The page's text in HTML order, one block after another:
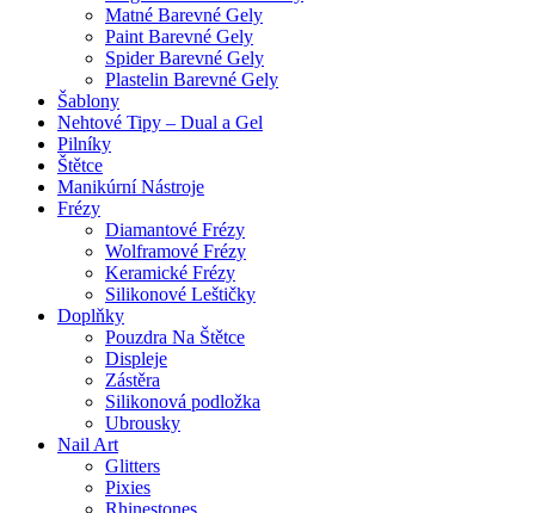
Matné Barevné Gely
Paint Barevné Gely
Spider Barevné Gely
Plastelin Barevné Gely
Šablony
Nehtové Tipy – Dual a Gel
Pilníky
Štětce
Manikúrní Nástroje
Frézy
Diamantové Frézy
Wolframové Frézy
Keramické Frézy
Silikonové Leštičky
Doplňky
Pouzdra Na Štětce
Displeje
Zástěra
Silikonová podložka
Ubrousky
Nail Art
Glitters
Pixies
Rhinestones